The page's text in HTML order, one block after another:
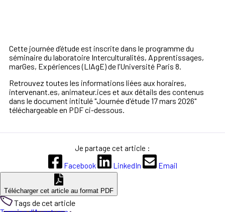
Cette journée d’étude est inscrite dans le programme du
séminaire du laboratoire Interculturalités, Apprentissages,
marGes, Expériences (LIAgE) de l’Université Paris 8.
Retrouvez toutes les informations liées aux horaires,
intervenant.es, animateur.ices et aux détails des contenus
dans le document intitulé "Journée d'étude 17 mars 2026"
téléchargeable en PDF ci-dessous.
Je partage cet article :
Facebook
LinkedIn Email
Télécharger cet article au format PDF
Tags de cet article